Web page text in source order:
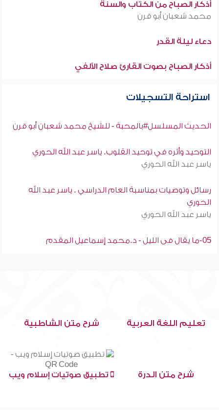
أذكار الصباح من الكتاب والسنة
محمد شعبان أبو قرن
دعاء ليلة القدر
أذكار الصباح بصوت القارئ صلاح الألفي
استراحة التسجيلات
الحديث المسلسل#بالمحبة - للشيخ محمد شعبان أبو قرن
التوحيد وأثره في توحيد القلوب. ياسر عبد الله الحوري
ياسر عبد الله الحوري
رسائل وتوصيات بمناسبة العام الدراسي . ياسر عبد الله
الحوري
ياسر عبد الله الحوري
05-ما يقال فى الليل - د.محمد إسماعيل المقدم
تعليم اللغة العربية شرح متن الشاطبية
شرح متن الدرة تطبيق صوتيات إسلام ويب